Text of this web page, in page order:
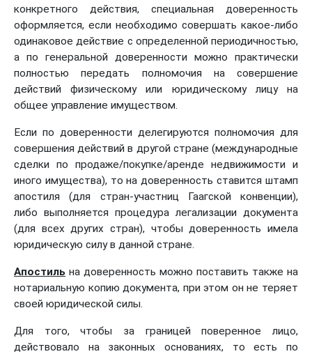
конкретного действия, специальная доверенность
оформляется, если необходимо совершать какое-либо
одинаковое действие с определенной периодичностью,
а по генеральной доверенности можно практически
полностью передать полномочия на совершение
действий физическому или юридическому лицу на
общее управление имуществом.
Если по доверенности делегируются полномочия для
совершения действий в другой стране (международные
сделки по продаже/покупке/аренде недвижимости и
иного имущества), то на доверенность ставится штамп
апостиля (для стран-участниц Гаагской конвенции),
либо выполняется процедура легализации документа
(для всех других стран), чтобы доверенность имела
юридическую силу в данной стране.
Апостиль на доверенность можно поставить также на
нотариальную копию документа, при этом он не теряет
своей юридической силы.
Для того, чтобы за границей поверенное лицо,
действовало на законных основаниях, то есть по